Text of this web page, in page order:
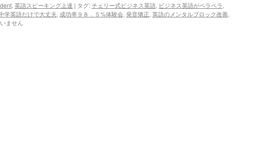
, 英語スピーキング上達 | タグ:チェリー式ビジネス英語, ビジネス英語がペラペラ,
学英語だけで大丈夫, 成功率９８．５%体験会, 発音矯正, 英語のメンタルブロック改善,
ません